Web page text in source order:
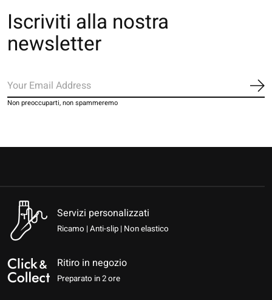
Iscriviti alla nostra
newsletter
Non preoccuparti, non spammeremo
Servizi personalizzati
Ricamo | Anti-slip | Non elastico
Ritiro in negozio
Preparato in 2 ore